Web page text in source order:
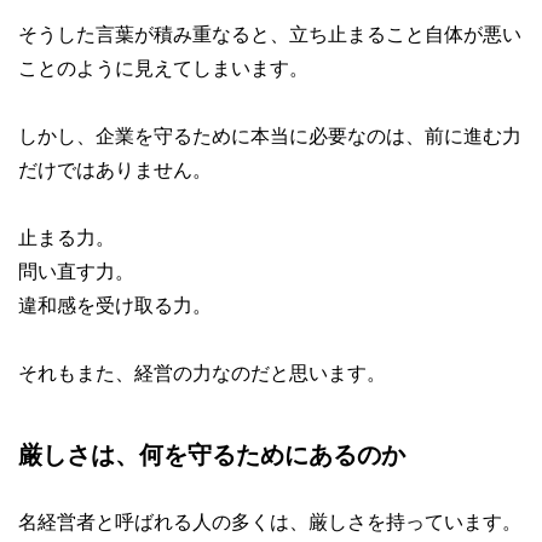
そうした言葉が積み重なると、立ち止まること自体が悪い
ことのように見えてしまいます。
しかし、企業を守るために本当に必要なのは、前に進む力
だけではありません。
止まる力。
問い直す力。
違和感を受け取る力。
それもまた、経営の力なのだと思います。
厳しさは、何を守るためにあるのか
名経営者と呼ばれる人の多くは、厳しさを持っています。